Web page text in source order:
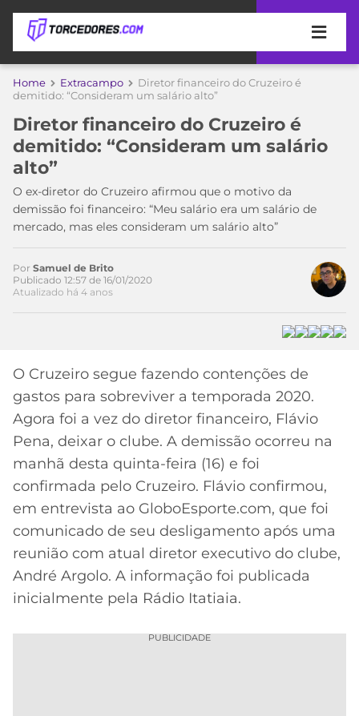
APOSTAS
DE
APOSTA
MELHORES
SITES
DE
APOSTAS
2026
CÓDIGO
DE
INDICAÇÃO
BET365
CÓDIGO
BETANO
APPS
DE
APOSTAS
COPA
DO
MUNDO
TIMES
MEU
TIME
CORINTHIANS
SÃO
PAULO
SANTOS
FLAMENGO
FLUMINENSE
CAMPEONATOS
LIBERTADORES
COPA
DO
BRASIL
PREMIER
COPA
SUL-
MERCADO
DA
BOLA
PALPITES
Home Extracampo
Diretor financeiro do Cruzeiro é
demitido: “Consideram um salário alto”
Diretor financeiro do Cruzeiro é
demitido: “Consideram um salário
alto”
O ex-diretor do Cruzeiro afirmou que o motivo da
demissão foi financeiro: “Meu salário era um salário de
mercado, mas eles consideram um salário alto”
Acesse o perfil do autor
no Twitter
Por Samuel de Brito
Publicado 12:57 de 16/01/2020
Atualizado há 4 anos
O Cruzeiro segue fazendo contenções de
gastos para sobreviver a temporada 2020.
Agora foi a vez do diretor financeiro, Flávio
Pena, deixar o clube. A demissão ocorreu na
manhã desta quinta-feira (16) e foi
confirmada pelo Cruzeiro. Flávio confirmou,
em entrevista ao GloboEsporte.com, que foi
comunicado de seu desligamento após uma
reunião com atual diretor executivo do clube,
André Argolo. A informação foi publicada
inicialmente pela Rádio Itatiaia.
PUBLICIDADE